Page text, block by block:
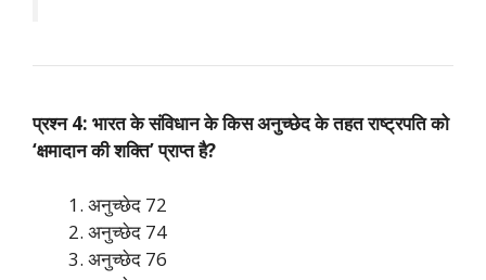
प्रश्न 4: भारत के संविधान के किस अनुच्छेद के तहत राष्ट्रपति को
‘क्षमादान की शक्ति’ प्राप्त है?
अनुच्छेद 72
अनुच्छेद 74
अनुच्छेद 76